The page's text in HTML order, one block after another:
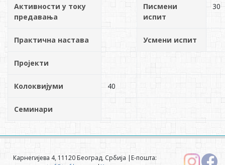
Активности у току
предавања
Писмени
испит
30
Практична настава Усмени испит
Пројекти
Колоквијуми 40
Семинари
Карнегијева 4, 11120 Београд, Србија |Е-пошта: